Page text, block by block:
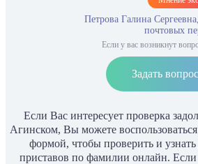
Петрова Галина
почтовых
Если у вас возникнут
Задать
Если Вас интересует проверка
Агинском, Вы можете
формой, чтобы проверить и
приставов по фамилии онлайн.